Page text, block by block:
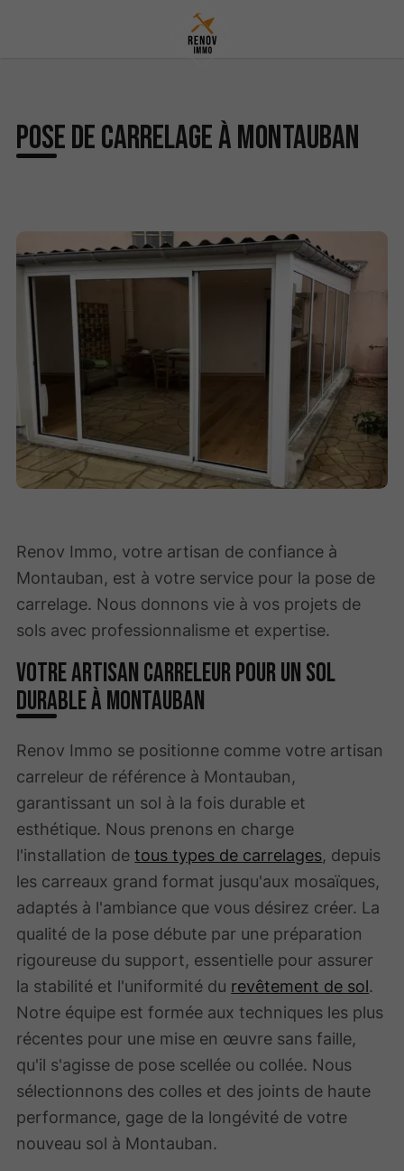
Pose de carrelage à Montauban
Renov Immo, votre artisan de confiance à
Montauban, est à votre service pour la pose de
carrelage. Nous donnons vie à vos projets de
sols avec professionnalisme et expertise.
Votre artisan carreleur pour un sol
durable à Montauban
Renov Immo se positionne comme votre artisan
carreleur de référence à Montauban,
garantissant un sol à la fois durable et
esthétique. Nous prenons en charge
l'installation detous types de carrelages, depuis
les carreaux grand format jusqu'aux mosaïques,
adaptés à l'ambiance que vous désirez créer. La
qualité de la pose débute par une préparation
rigoureuse du support, essentielle pour assurer
la stabilité et l'uniformité du revêtement de sol.
Notre équipe est formée aux techniques les plus
récentes pour une mise en œuvre sans faille,
qu'il s'agisse de pose scellée ou collée. Nous
sélectionnons des colles et des joints de haute
performance, gage de la longévité de votre
nouveau sol à Montauban.